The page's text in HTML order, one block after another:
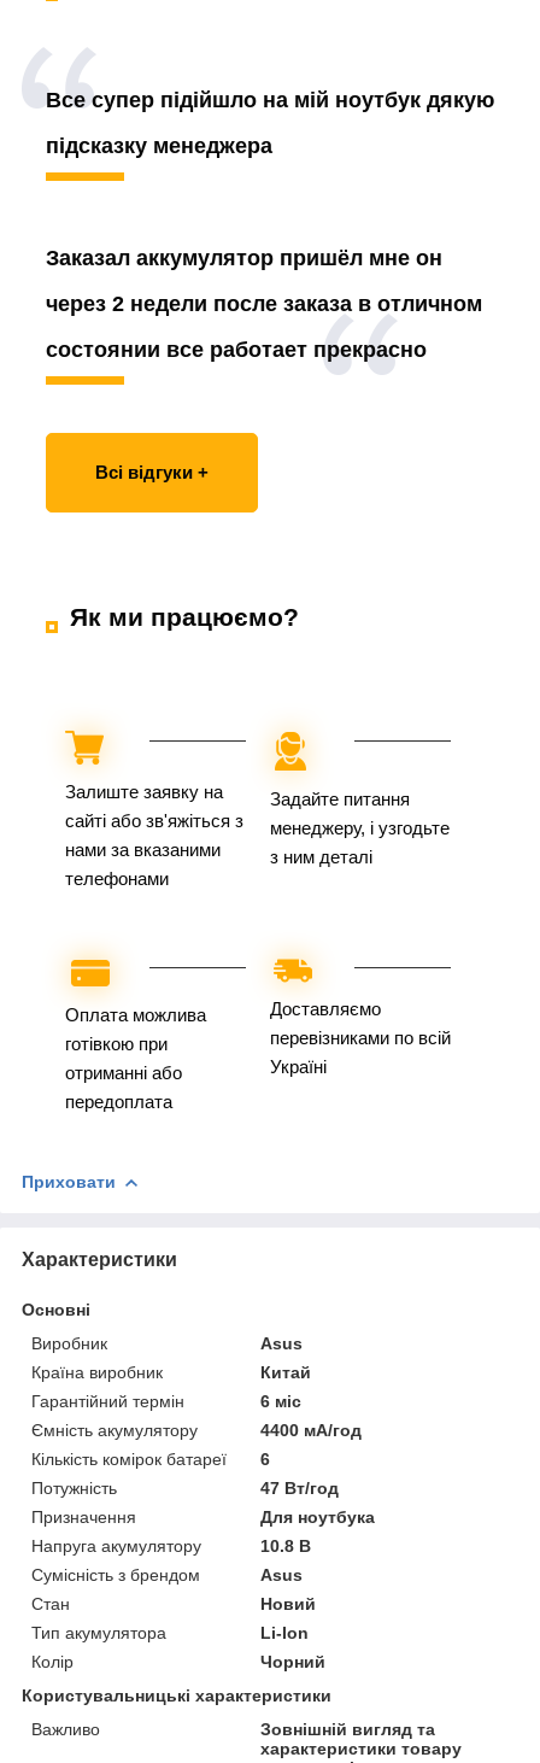
Все супер підійшло на мій ноутбук дякую
підсказку менеджера
Заказал аккумулятор пришёл мне он
через 2 недели после заказа в отличном
состоянии все работает прекрасно
Всі відгуки +
Як ми працюємо?
Залиште заявку на
сайті або зв'яжіться з
нами за вказаними
телефонами
Задайте питання
менеджеру, і узгодьте
з ним деталі
Оплата можлива
готівкою при
отриманні або
передоплата
Доставляємо
перевізниками по всій
Україні
Приховати
Характеристики
Основні
Виробник
Asus
Країна виробник
Китай
Гарантійний термін
6 міс
Ємність акумулятору
4400 мА/год
Кількість комірок батареї
6
Потужність
47 Вт/год
Призначення
Для ноутбука
Напруга акумулятору
10.8 В
Сумісність з брендом
Asus
Стан
Новий
Тип акумулятора
Li-Ion
Колір
Чорний
Користувальницькі характеристики
Важливо
Зовнішній вигляд та
характеристики товару